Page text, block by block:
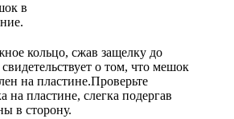
в
кольцо, сжав защелку до
о том, что мешок
на пластине.Проверьте
пластине, слегка подергав
в сторону.